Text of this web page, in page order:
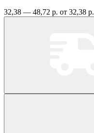
32,38 — 48,72 р. от 32,38 р.